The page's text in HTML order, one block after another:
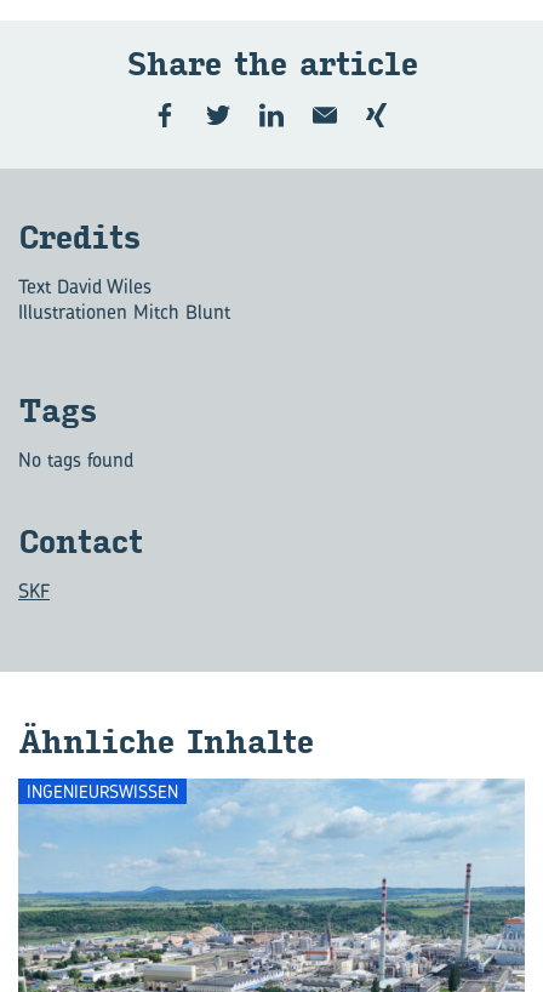
Share the ar­ticle
Cre­dits
Text David Wiles
Illustrationen Mitch Blunt
Tags
No tags found
Con­tact
SKF
Ähn­li­che In­hal­te
INGENIEURSWISSEN